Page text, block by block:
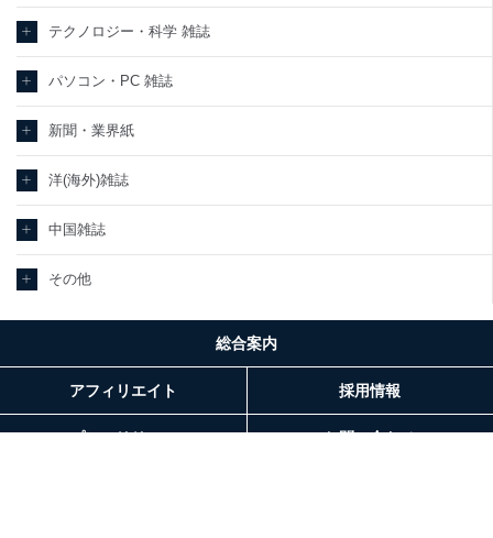
テクノロジー・科学 雑誌
パソコン・PC 雑誌
新聞・業界紙
洋(海外)雑誌
中国雑誌
その他
総合案内
アフィリエイト 採用情報
プレスリリース お問い合わせ